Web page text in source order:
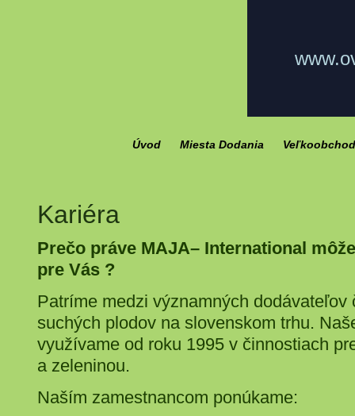
Úvod Miesta Dodania Veľkoobchod
Kariéra
Prečo práve MAJA– International
pre Vás ?
Patríme medzi významných
suchých plodov na slovenskom trhu.
využívame od roku 1995 v činnostiach
a zeleninou.
Naším zamestnancom ponúkame: